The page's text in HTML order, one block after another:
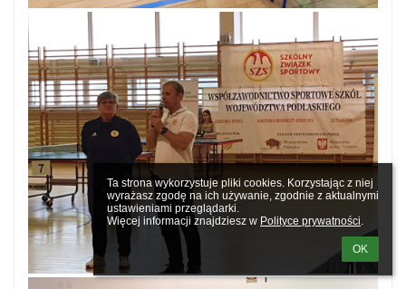
Ta strona wykorzystuje pliki cookies. Korzystając z niej
wyrażasz zgodę na ich używanie, zgodnie z aktualnymi
ustawieniami przeglądarki.
Więcej informacji znajdziesz w Polityce prywatności.
OK